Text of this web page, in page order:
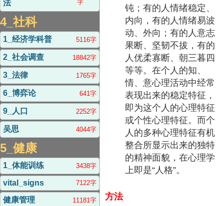
法
字
4_社科
1_经济学科普 5116字
2_社会调查 18842字
3_法律 1765字
6_博弈论 641字
9_人口 2252字
吴思 4044字
5_健康
1_体能训练 3438字
vital_signs 7122字
健康管理 11181字
钝；有的人情绪稳定、
内向，有的人情绪易波
动、外向；有的人意志
果断、坚韧不拔，有的
人优柔寡断、朝三暮四
等等。在个人的知、
情、意心理活动中经常
表现出来的稳定特征，
即为这个人的心理特征
或个性心理特征。而个
人的多种心理特征有机
整合所显示出来的独特
的精神面貌，在心理学
上即是“人格”。
方法